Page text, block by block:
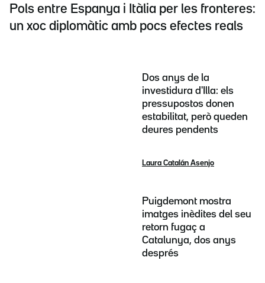
Pols entre Espanya i Itàlia per les fronteres:
un xoc diplomàtic amb pocs efectes reals
Dos anys de la
investidura d'Illa: els
pressupostos donen
estabilitat, però queden
deures pendents
Laura Catalán Asenjo
Puigdemont mostra
imatges inèdites del seu
retorn fugaç a
Catalunya, dos anys
després